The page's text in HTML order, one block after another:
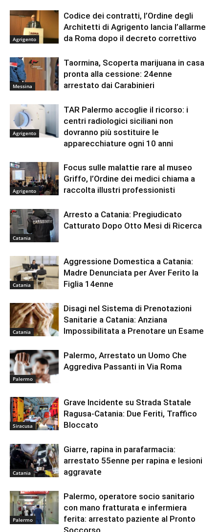
Agrigento
Codice dei contratti, l’Ordine degli
Architetti di Agrigento lancia l’allarme
da Roma dopo il decreto correttivo
Messina
Taormina, Scoperta marijuana in casa
pronta alla cessione: 24enne
arrestato dai Carabinieri
Agrigento
TAR Palermo accoglie il ricorso: i
centri radiologici siciliani non
dovranno più sostituire le
apparecchiature ogni 10 anni
Agrigento
Focus sulle malattie rare al museo
Griffo, l’Ordine dei medici chiama a
raccolta illustri professionisti
Catania
Arresto a Catania: Pregiudicato
Catturato Dopo Otto Mesi di Ricerca
Catania
Aggressione Domestica a Catania:
Madre Denunciata per Aver Ferito la
Figlia 14enne
Catania
Disagi nel Sistema di Prenotazioni
Sanitarie a Catania: Anziana
Impossibilitata a Prenotare un Esame
Palermo
Palermo, Arrestato un Uomo Che
Aggrediva Passanti in Via Roma
Siracusa
Grave Incidente su Strada Statale
Ragusa-Catania: Due Feriti, Traffico
Bloccato
Catania
Giarre, rapina in parafarmacia:
arrestato 55enne per rapina e lesioni
aggravate
Palermo
Palermo, operatore socio sanitario
con mano fratturata e infermiera
ferita: arrestato paziente al Pronto
Soccorso